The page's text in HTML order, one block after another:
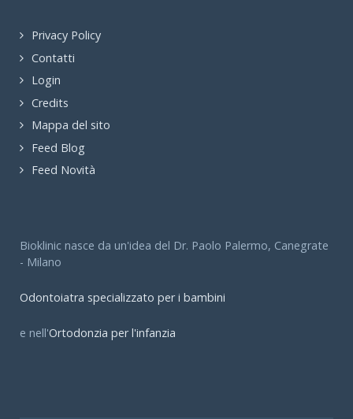
Privacy Policy
Contatti
Login
Credits
Mappa del sito
Feed Blog
Feed Novità
Bioklinic nasce da un'idea del Dr. Paolo Palermo, Canegrate
- Milano
Odontoiatra specializzato per i bambini
e nell'Ortodonzia per l'infanzia